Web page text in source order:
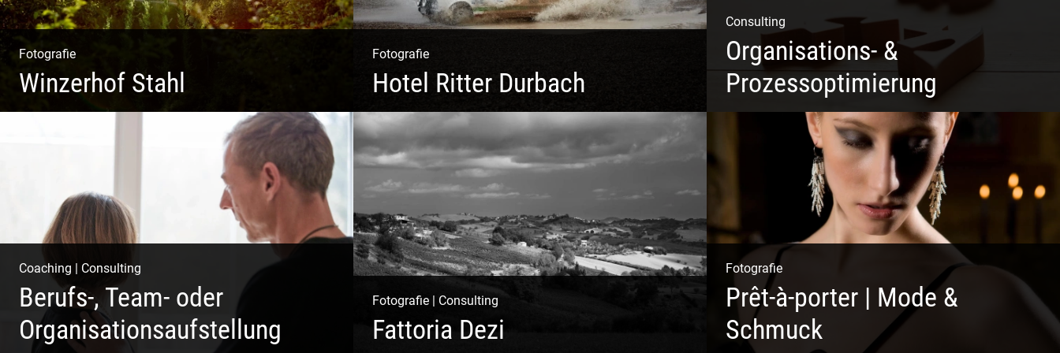
Fotografie
Winzerhof Stahl
Ganz neu durfte es werden. Alles. Fotos. Web. Shop.
Fotografie
Hotel Ritter Durbach
Matsch|Oldtimer|Männer|Spass
Consulting
Organisations- &
Prozessoptimierung
Erfolg ermöglichen durch Klarheit in der Vision
Coaching | Consulting
Berufs-, Team- oder
Organisationsaufstellung
Fotografie| Consulting
Fattoria Dezi
Fotografie
Prêt-à-porter | Mode &
Schmuck